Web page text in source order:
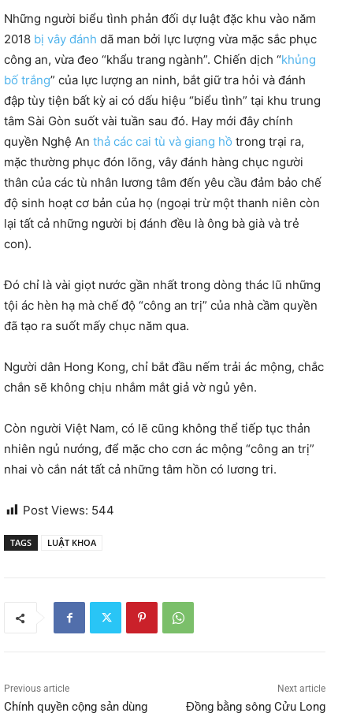
Những người biểu tình phản đối dự luật đặc khu vào năm
2018 bị vây đánh dã man bởi lực lượng vừa mặc sắc phục
công an, vừa đeo “khẩu trang ngành”. Chiến dịch “khủng
bố trắng” của lực lượng an ninh, bắt giữ tra hỏi và đánh
đập tùy tiện bất kỳ ai có dấu hiệu “biểu tình” tại khu trung
tâm Sài Gòn suốt vài tuần sau đó. Hay mới đây chính
quyền Nghệ An thả các cai tù và giang hồ trong trại ra,
mặc thường phục đón lõng, vây đánh hàng chục người
thân của các tù nhân lương tâm đến yêu cầu đảm bảo chế
độ sinh hoạt cơ bản của họ (ngoại trừ một thanh niên còn
lại tất cả những người bị đánh đều là ông bà già và trẻ
con).
Đó chỉ là vài giọt nước gần nhất trong dòng thác lũ những
tội ác hèn hạ mà chế độ “công an trị” của nhà cầm quyền
đã tạo ra suốt mấy chục năm qua.
Người dân Hong Kong, chỉ bắt đầu nếm trải ác mộng, chắc
chắn sẽ không chịu nhắm mắt giả vờ ngủ yên.
Còn người Việt Nam, có lẽ cũng không thể tiếp tục thản
nhiên ngủ nướng, để mặc cho cơn ác mộng “công an trị”
nhai vò cắn nát tất cả những tâm hồn có lương tri.
Post Views: 544
TAGS LUẬT KHOA
Previous article
Chính quyền cộng sản dùng
Next article
Đồng bằng sông Cửu Long